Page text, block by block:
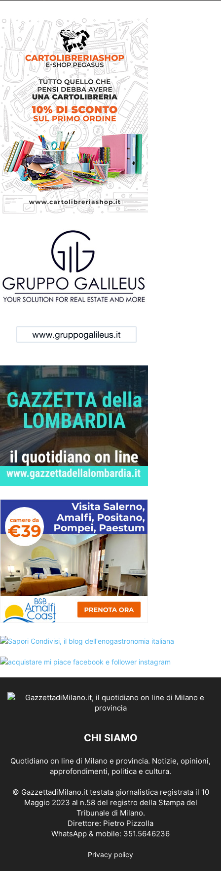
CHI SIAMO
Quotidiano on line di Milano e provincia. Notizie, opinioni,
approfondimenti, politica e cultura.
© GazzettadiMilano.it testata giornalistica registrata il 10
Maggio 2023 al n.58 del registro della Stampa del
Tribunale di Milano.
Direttore: Pietro Pizzolla
WhatsApp & mobile: 351.5646236
Privacy policy